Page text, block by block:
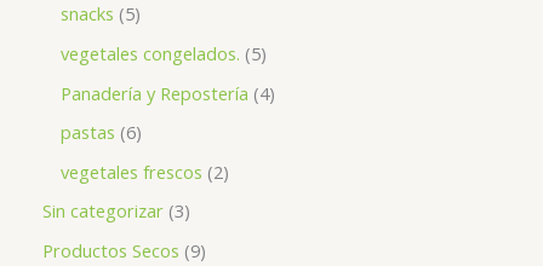
snacks 5
vegetales congelados. 5
Panadería y Repostería 4
pastas 6
vegetales frescos 2
Sin categorizar 3
Productos Secos 9